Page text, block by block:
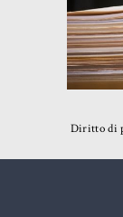
Diritto di